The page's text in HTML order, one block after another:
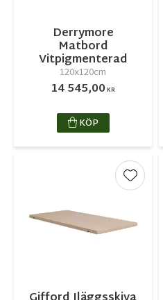
Derrymore
Matbord
Vitpigmenterad
120x120cm
14 545,00KR
KÖP
Lägg